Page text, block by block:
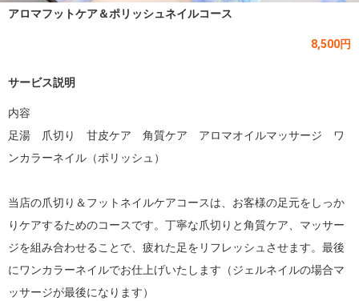
アロマフットケア＆ポリッシュネイルコース
8,500円
サービス説明
内容
足湯　爪切り　甘皮ケア　角質ケア　アロマオイルマッサージ　ワ
ンカラーネイル（ポリッシュ）
当店の爪切り＆フットネイルケアコースは、お客様の足元をしっか
りケアするためのコースです。丁寧な爪切りと角質ケア、マッサー
ジを組み合わせることで、疲れた足をリフレッシュさせます。最後
にワンカラーネイルでお仕上げいたします（ジェルネイルの場合マ
ッサージが最後になります）